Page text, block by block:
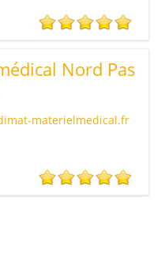
Nord Pas
materielmedical.fr